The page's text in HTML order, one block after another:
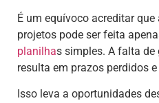
É um equívoco acreditar
projetos pode ser feita
planilhas simples. A falta de
resulta em prazos perdidos
Isso leva a oportunidades